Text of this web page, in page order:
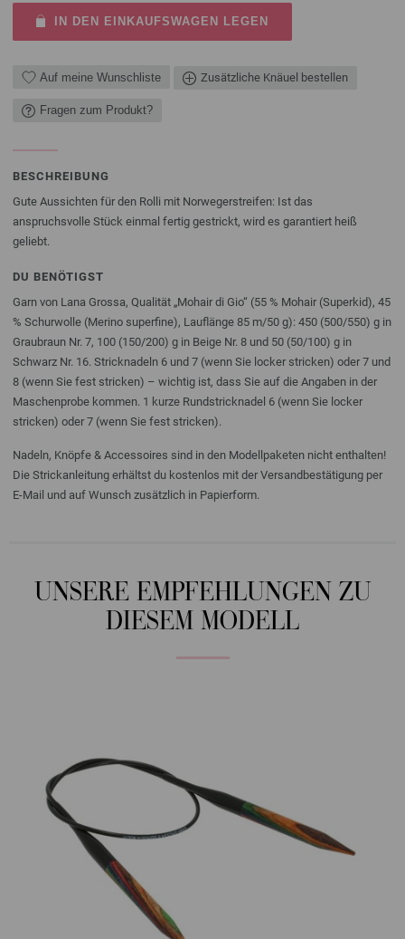
IN DEN EINKAUFSWAGEN LEGEN
Auf meine Wunschliste Zusätzliche Knäuel bestellen
Fragen zum Produkt?
BESCHREIBUNG
Gute Aussichten für den Rolli mit Norwegerstreifen: Ist das
anspruchsvolle Stück einmal fertig gestrickt, wird es garantiert heiß
geliebt.
DU BENÖTIGST
Garn von Lana Grossa, Qualität „Mohair di Gio“ (55 % Mohair (Superkid), 45
% Schurwolle (Merino superfine), Lauflänge 85 m/50 g): 450 (500/550) g in
Graubraun Nr. 7, 100 (150/200) g in Beige Nr. 8 und 50 (50/100) g in
Schwarz Nr. 16. Stricknadeln 6 und 7 (wenn Sie locker stricken) oder 7 und
8 (wenn Sie fest stricken) – wichtig ist, dass Sie auf die Angaben in der
Maschenprobe kommen. 1 kurze Rundstricknadel 6 (wenn Sie locker
stricken) oder 7 (wenn Sie fest stricken).
Nadeln, Knöpfe & Accessoires sind in den Modellpaketen nicht enthalten!
Die Strickanleitung erhältst du kostenlos mit der Versandbestätigung per
E-Mail und auf Wunsch zusätzlich in Papierform.
UNSERE EMPFEHLUNGEN ZU
DIESEM MODELL